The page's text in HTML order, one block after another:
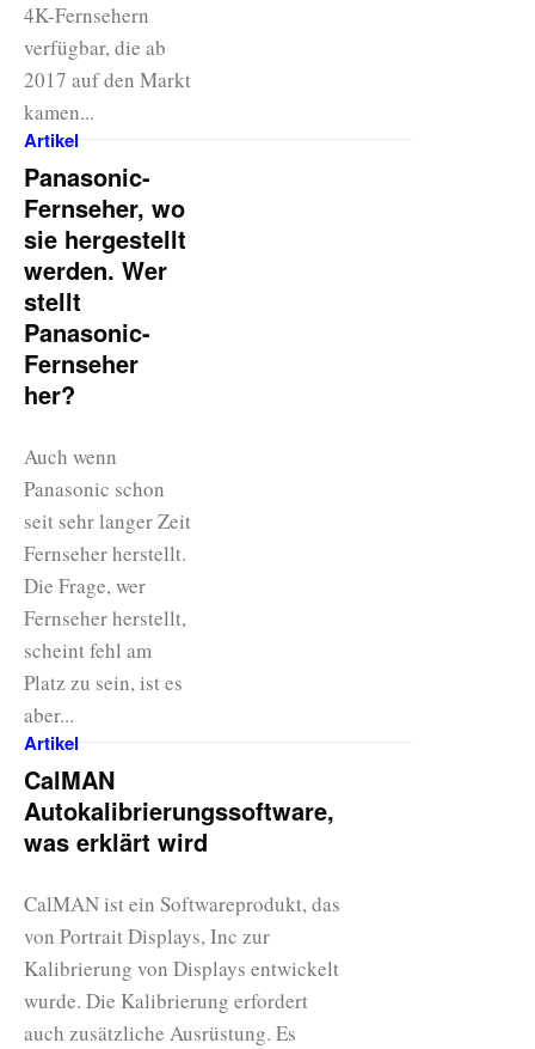
4K-Fernsehern
verfügbar, die ab
2017 auf den Markt
kamen...
Artikel
Panasonic-
Fernseher, wo
sie hergestellt
werden. Wer
stellt
Panasonic-
Fernseher
her?
Auch wenn
Panasonic schon
seit sehr langer Zeit
Fernseher herstellt.
Die Frage, wer
Fernseher herstellt,
scheint fehl am
Platz zu sein, ist es
aber...
Artikel
CalMAN
Autokalibrierungssoftware,
was erklärt wird
CalMAN ist ein Softwareprodukt, das
von Portrait Displays, Inc zur
Kalibrierung von Displays entwickelt
wurde. Die Kalibrierung erfordert
auch zusätzliche Ausrüstung. Es